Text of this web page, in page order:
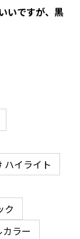
いですが、黒
ハイライト
ク
ラー